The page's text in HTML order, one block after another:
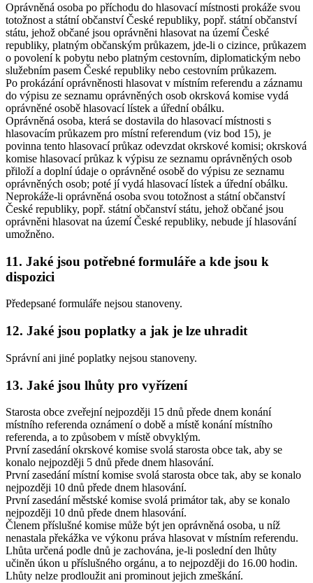
Oprávněná osoba po příchodu do hlasovací místnosti prokáže svou
totožnost a státní občanství České republiky, popř. státní občanství
státu, jehož občané jsou oprávněni hlasovat na území České
republiky, platným občanským průkazem, jde-li o cizince, průkazem
o povolení k pobytu nebo platným cestovním, diplomatickým nebo
služebním pasem České republiky nebo cestovním průkazem.
Po prokázání oprávněnosti hlasovat v místním referendu a záznamu
do výpisu ze seznamu oprávněných osob okrsková komise vydá
oprávněné osobě hlasovací lístek a úřední obálku.
Oprávněná osoba, která se dostavila do hlasovací místnosti s
hlasovacím průkazem pro místní referendum (viz bod 15), je
povinna tento hlasovací průkaz odevzdat okrskové komisi; okrsková
komise hlasovací průkaz k výpisu ze seznamu oprávněných osob
přiloží a doplní údaje o oprávněné osobě do výpisu ze seznamu
oprávněných osob; poté jí vydá hlasovací lístek a úřední obálku.
Neprokáže-li oprávněná osoba svou totožnost a státní občanství
České republiky, popř. státní občanství státu, jehož občané jsou
oprávněni hlasovat na území České republiky, nebude jí hlasování
umožněno.
11. Jaké jsou potřebné formuláře a kde jsou k
dispozici
Předepsané formuláře nejsou stanoveny.
12. Jaké jsou poplatky a jak je lze uhradit
Správní ani jiné poplatky nejsou stanoveny.
13. Jaké jsou lhůty pro vyřízení
Starosta obce zveřejní nejpozději 15 dnů přede dnem konání
místního referenda oznámení o době a místě konání místního
referenda, a to způsobem v místě obvyklým.
První zasedání okrskové komise svolá starosta obce tak, aby se
konalo nejpozději 5 dnů přede dnem hlasování.
První zasedání místní komise svolá starosta obce tak, aby se konalo
nejpozději 10 dnů přede dnem hlasování.
První zasedání městské komise svolá primátor tak, aby se konalo
nejpozději 10 dnů přede dnem hlasování.
Členem příslušné komise může být jen oprávněná osoba, u níž
nenastala překážka ve výkonu práva hlasovat v místním referendu.
Lhůta určená podle dnů je zachována, je-li poslední den lhůty
učiněn úkon u příslušného orgánu, a to nejpozději do 16.00 hodin.
Lhůty nelze prodloužit ani prominout jejich zmeškání.